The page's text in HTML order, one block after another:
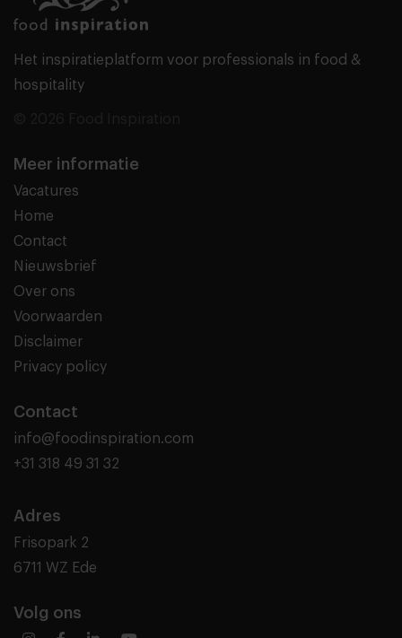
Het inspiratieplatform voor professionals in food &
hospitality
Meer informatie
Vacatures
Home
Contact
Nieuwsbrief
Over ons
Voorwaarden
Disclaimer
Privacy policy
Contact
info@foodinspiration.com
+31 318 49 31 32
Adres
Frisopark 2
6711 WZ Ede
Volg ons